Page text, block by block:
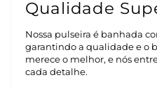
Qualidade
Nossa pulseira é banhada
garantindo a qualidade e o
merece o melhor, e nós
cada detalhe.